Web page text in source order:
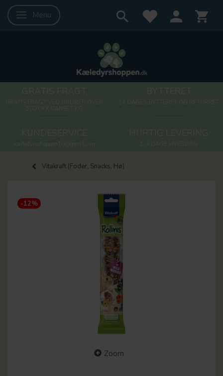
Skifte navigation
Menu
Vitakraft (Foder, Snacks, Hø)
-12%
Zoom